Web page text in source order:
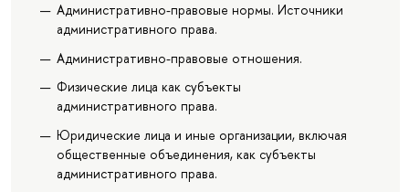
Административно-правовые нормы. Источники
административного права.
Административно-правовые отношения.
Физические лица как субъекты
административного права.
Юридические лица и иные организации, включая
общественные объединения, как субъекты
административного права.